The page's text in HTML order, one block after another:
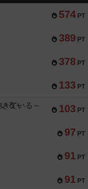
574 PT
389 PT
378 PT
133 PT
103 PT
ている～
97 PT
91 PT
91 PT